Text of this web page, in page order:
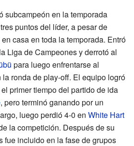
subcampeón en la temporada
puntos del líder, a pesar de
casa en toda la temporada. Entró
Liga de Campeones y derrotó al
para luego enfrentarse al
ronda de play-off. El equipo logró
primer tiempo del partido de ida
, pero terminó ganando por un
luego perdió 4-0 en White Hart
la competición. Después de su
fue incluido en la fase de grupos